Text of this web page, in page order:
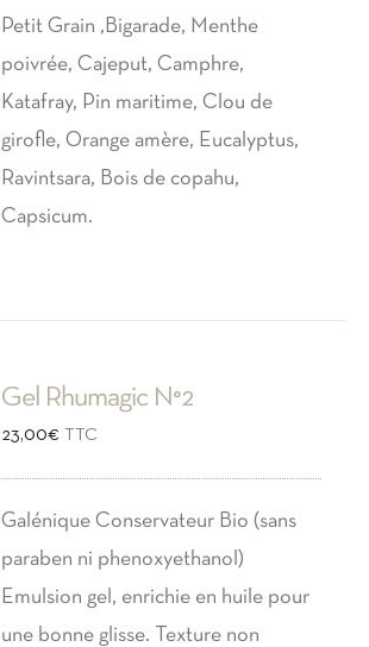
Petit Grain ,Bigarade, Menthe
poivrée, Cajeput, Camphre,
Katafray, Pin maritime, Clou de
girofle, Orange amère, Eucalyptus,
Ravintsara, Bois de copahu,
Capsicum.
Gel Rhumagic N°2
23,00€ TTC
Galénique Conservateur Bio (sans
paraben ni phenoxyethanol)
Emulsion gel, enrichie en huile pour
une bonne glisse. Texture non